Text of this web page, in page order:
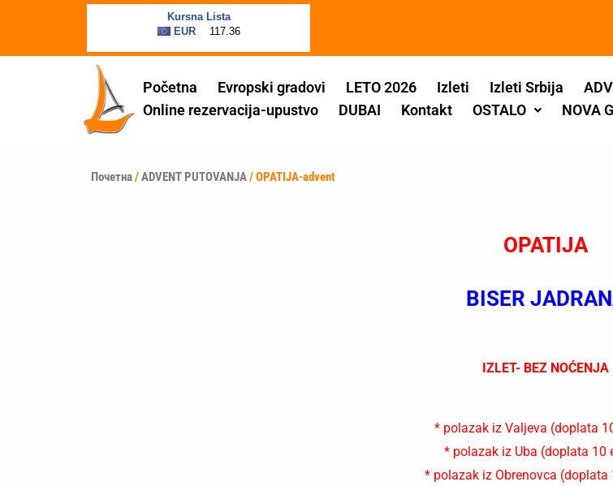
садржај
Početna Evropski gradovi LETO 2026 Izleti Izleti Srbija
Online rezervacija-upustvo
DUBAI Kontakt OSTALO NOVA
Почетна/ADVENT PUTOVANJA/ OPATIJA-advent
OPATIJA
BISER
IZLET- BEZ NOĆENJA
* polazak iz Valjeva (doplata
* polazak iz Uba (doplata 10
* polazak iz Obrenovca (doplata